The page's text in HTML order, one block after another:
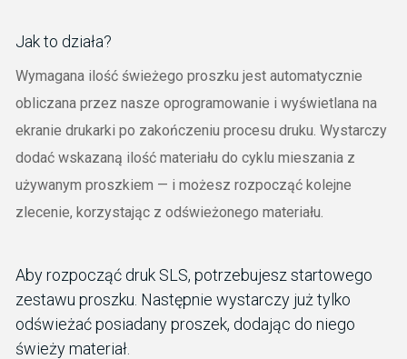
Jak to działa?
Wymagana ilość świeżego proszku jest automatycznie
obliczana przez nasze oprogramowanie i wyświetlana na
ekranie drukarki po zakończeniu procesu druku. Wystarczy
dodać wskazaną ilość materiału do cyklu mieszania z
używanym proszkiem — i możesz rozpocząć kolejne
zlecenie, korzystając z odświeżonego materiału.
Aby rozpocząć druk SLS, potrzebujesz startowego
zestawu proszku. Następnie wystarczy już tylko
odświeżać posiadany proszek, dodając do niego
świeży materiał.